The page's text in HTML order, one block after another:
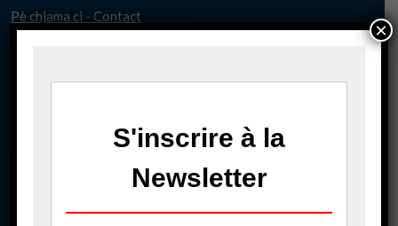
Pè chjama ci - Contact
×